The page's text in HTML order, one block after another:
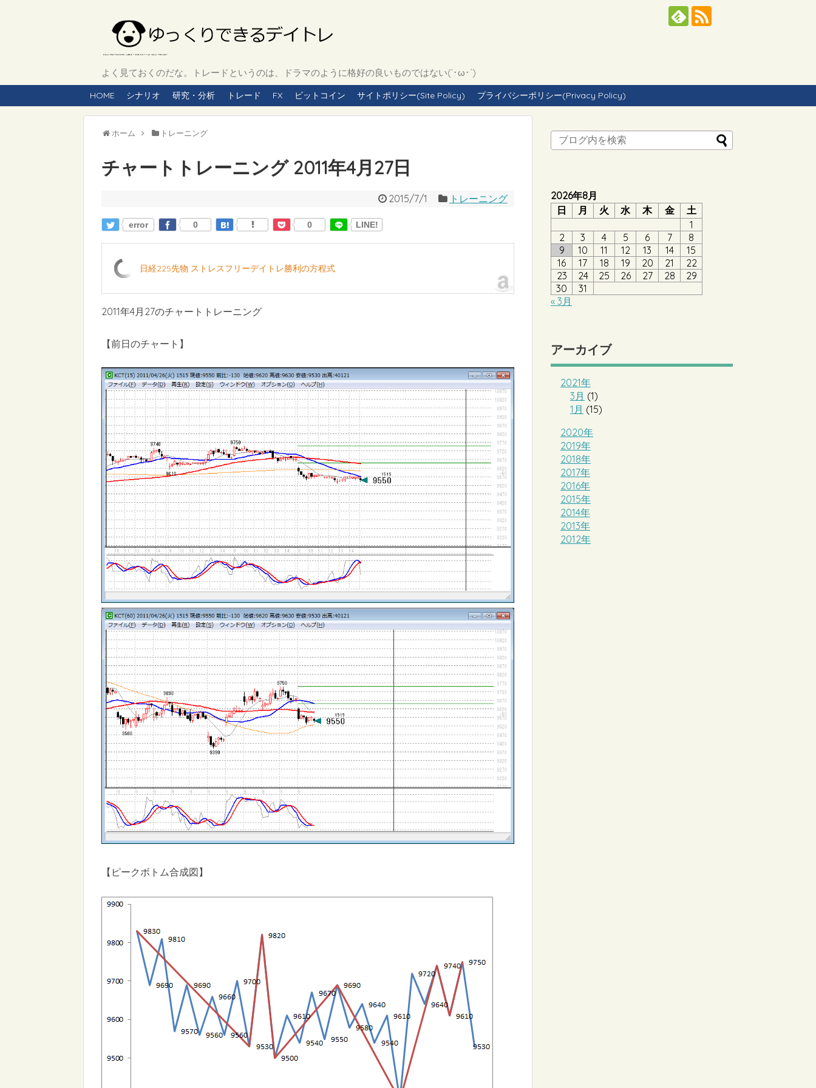
よく見ておくのだな。トレードというのは、ドラマのように格好の良いものではない(`･ω･´)
HOME シナリオ 研究・分析 トレード FX ビットコイン サイトポリシー(Site Policy) プライバシーポリシー(Privacy Policy)
ホーム トレーニング
チャートトレーニング 2011年4月27日
2015/7/1 トレーニング
error 0 0 LINE!
日経225先物 ストレスフリーデイトレ勝利の方程式
2011年4月27のチャートトレーニング
【前日のチャート】
【ピークボトム合成図】
2026年8月
日
月 火 水 木 金
土
1
2
3 4 5 6 7
8
9
10 11 12 13 14
15
16
17 18 19 20 21
22
23
24 25 26 27 28
29
30
31
« 3月
アーカイブ
2021年
3月 (1)
1月 (15)
2020年
2019年
2018年
2017年
2016年
2015年
2014年
2013年
2012年